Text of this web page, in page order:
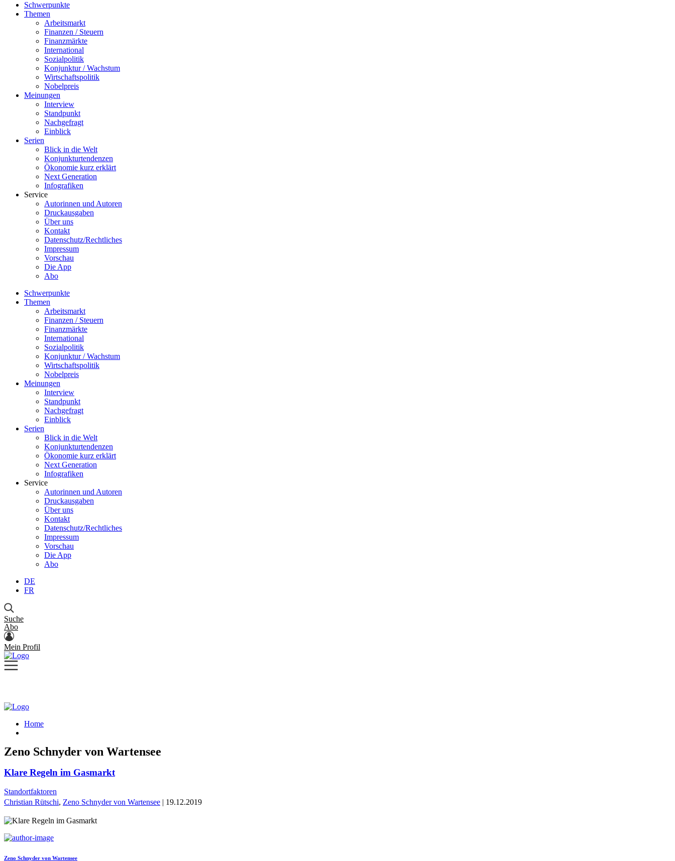
Schwerpunkte
Themen
Arbeitsmarkt
Finanzen / Steuern
Finanzmärkte
International
Sozialpolitik
Konjunktur / Wachstum
Wirtschaftspolitik
Nobelpreis
Meinungen
Interview
Standpunkt
Nachgefragt
Einblick
Serien
Blick in die Welt
Konjunkturtendenzen
Ökonomie kurz erklärt
Next Generation
Infografiken
Service
Autorinnen und Autoren
Druckausgaben
Über uns
Kontakt
Datenschutz/Rechtliches
Impressum
Vorschau
Die App
Abo
Schwerpunkte
Themen
Arbeitsmarkt
Finanzen / Steuern
Finanzmärkte
International
Sozialpolitik
Konjunktur / Wachstum
Wirtschaftspolitik
Nobelpreis
Meinungen
Interview
Standpunkt
Nachgefragt
Einblick
Serien
Blick in die Welt
Konjunkturtendenzen
Ökonomie kurz erklärt
Next Generation
Infografiken
Service
Autorinnen und Autoren
Druckausgaben
Über uns
Kontakt
Datenschutz/Rechtliches
Impressum
Vorschau
Die App
Abo
DE
FR
Suche
Abo
Mein Profil
Home
Zeno Schnyder von Wartensee
Klare Regeln im Gasmarkt
Standortfaktoren
Christian Rütschi, Zeno Schnyder von Wartensee | 19.12.2019
Zeno Schnyder von Wartensee